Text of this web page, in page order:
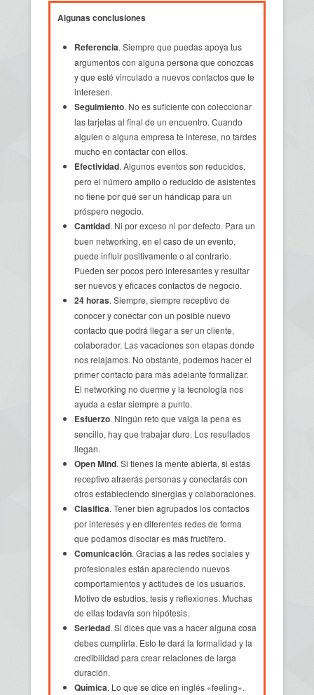
Algunas conclusiones
Referencia. Siempre que puedas apoya tus
argumentos con alguna persona que conozcas
y que esté vinculado a nuevos contactos que te
interesen.
Seguimiento. No es suficiente con coleccionar
las tarjetas al final de un encuentro. Cuando
alguien o alguna empresa te interese, no tardes
mucho en contactar con ellos.
Efectividad. Algunos eventos son reducidos,
pero el número amplio o reducido de asistentes
no tiene por qué ser un hándicap para un
próspero negocio.
Cantidad. Ni por exceso ni por defecto. Para un
buen networking, en el caso de un evento,
puede influir positivamente o al contrario.
Pueden ser pocos pero interesantes y resultar
ser nuevos y eficaces contactos de negocio.
24 horas. Siempre, siempre receptivo de
conocer y conectar con un posible nuevo
contacto que podrá llegar a ser un cliente,
colaborador. Las vacaciones son etapas donde
nos relajamos. No obstante, podemos hacer el
primer contacto para más adelante formalizar.
El networking no duerme y la tecnología nos
ayuda a estar siempre a punto.
Esfuerzo. Ningún reto que valga la pena es
sencillo, hay que trabajar duro. Los resultados
llegan.
Open Mind. Si tienes la mente abierta, si estás
receptivo atraerás personas y conectarás con
otros estableciendo sinergias y colaboraciones.
Clasifica. Tener bien agrupados los contactos
por intereses y en diferentes redes de forma
que podamos disociar es más fructífero.
Comunicación. Gracias a las redes sociales y
profesionales están apareciendo nuevos
comportamientos y actitudes de los usuarios.
Motivo de estudios, tesis y reflexiones. Muchas
de ellas todavía son hipótesis.
Seriedad. Si dices que vas a hacer alguna cosa
debes cumplirla. Esto te dará la formalidad y la
credibilidad para crear relaciones de larga
duración.
Química. Lo que se dice en inglés «feeling».